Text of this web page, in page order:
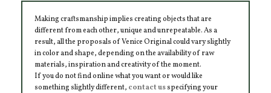
Making craftsmanship implies creating objects that are
different from each other, unique and unrepeatable. As a
result, all the proposals of Venice Original could vary slightly
in color and shape, depending on the availability of raw
materials, inspiration and creativity of the moment.
If you do not find online what you want or would like
something slightly different, contact usspecifying your